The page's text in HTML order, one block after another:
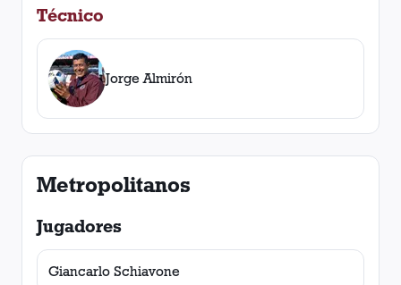
Técnico
Jorge Almirón
Metropolitanos
Jugadores
Giancarlo Schiavone